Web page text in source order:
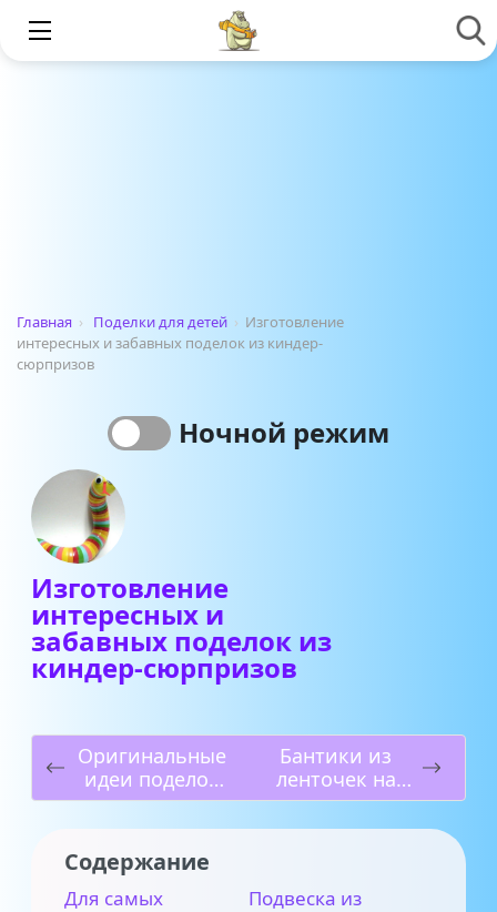
Главная › Поделки для детей › Изготовление
интересных и забавных поделок из киндер-
сюрпризов
Ночной режим
Изготовление
интересных и
забавных поделок из
киндер-сюрпризов
Оригинальные
идеи поделок
ко дню
учителя,
своими руками
Бантики из
ленточек на
все случаи
жизни —
Содержание
Для самых
Подвеска из